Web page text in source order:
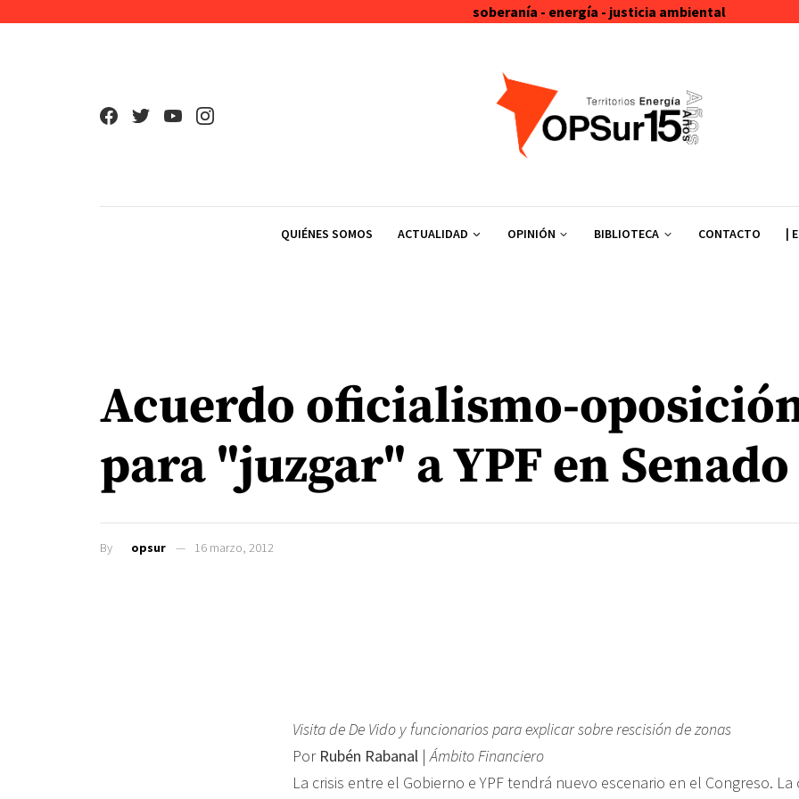
soberanía - energía - justicia ambiental
QUIÉNES SOMOS ACTUALIDAD OPINIÓN BIBLIOTECA CONTACTO |
Acuerdo oficialismo-
para "juzgar" a YPF en Senado
By opsur 16 marzo, 2012
Visita de De Vido y funcionarios para explicar sobre rescisión de zonas
Por Rubén Rabanal |Ámbito Financiero
La crisis entre el Gobierno e YPF tendrá nuevo escenario en el Congreso. La